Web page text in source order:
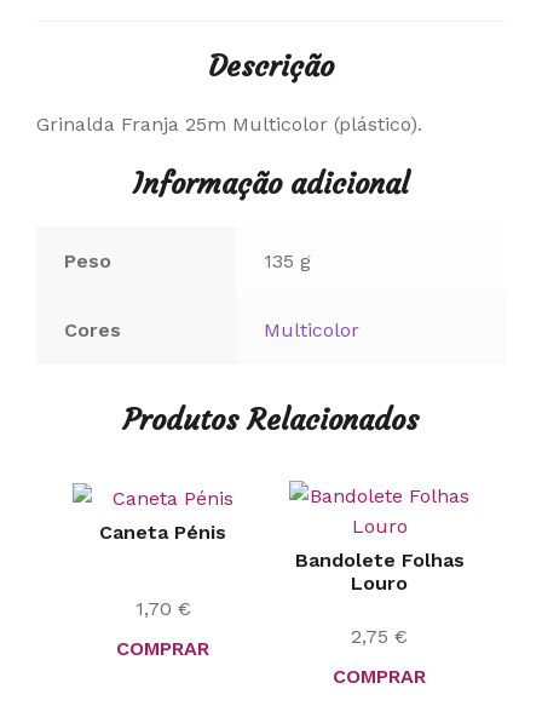
Descrição
Grinalda Franja 25m Multicolor (plástico).
Informação adicional
Peso 135 g
Cores Multicolor
Produtos Relacionados
Caneta Pénis
1,70 €
COMPRAR
Bandolete Folhas
Louro
2,75 €
COMPRAR